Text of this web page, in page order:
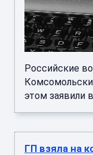
Российские
этом заявили
ГП взяла на